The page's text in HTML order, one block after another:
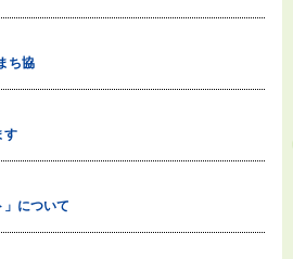
ち協
す
」について